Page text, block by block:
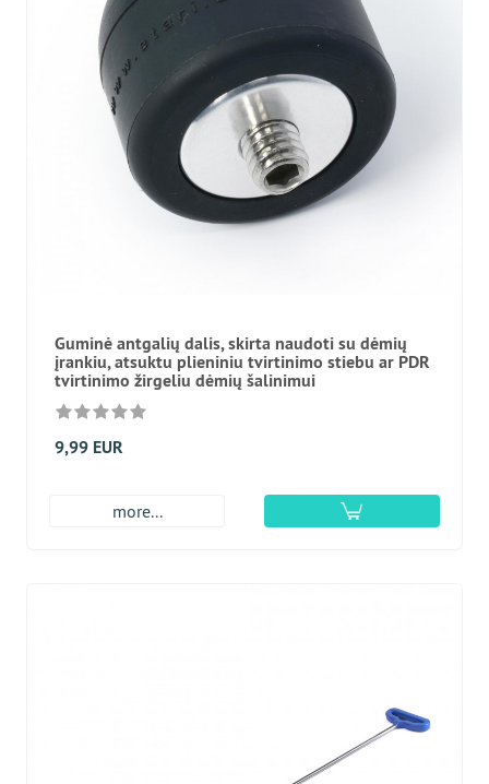
Guminė antgalių dalis, skirta naudoti su dėmių
įrankiu, atsuktu plieniniu tvirtinimo stiebu ar PDR
tvirtinimo žirgeliu dėmių šalinimui
9,99 EUR
more...